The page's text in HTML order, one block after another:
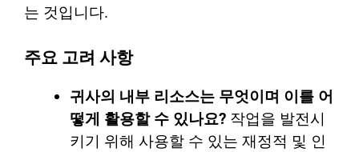
는 것입니다.
주요 고려 사항
귀사의 내부 리소스는 무엇이며 이를 어
떻게 활용할 수 있나요? 작업을 발전시
키기 위해 사용할 수 있는 재정적 및 인